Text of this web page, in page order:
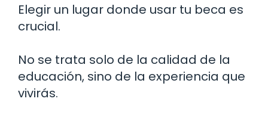
Elegir un lugar donde usar tu beca es
crucial.
No se trata solo de la calidad de la
educación, sino de la experiencia que
vivirás.